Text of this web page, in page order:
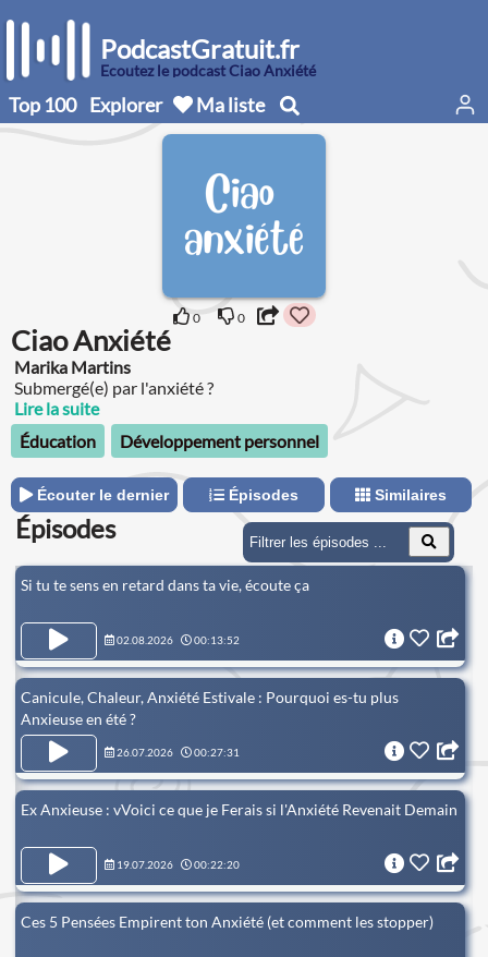
PodcastGratuit.fr
Écoutez le podcast Ciao Anxiété
Top 100 Explorer Ma liste
0 0
Ciao Anxiété
Marika Martins
Submergé(e) par l'anxiété ?
Lire la suite
Éducation
Développement personnel
Écouter le dernier Épisodes Similaires
Épisodes
Si tu te sens en retard dans ta vie, écoute ça
02.08.2026 00:13:52
Canicule, Chaleur, Anxiété Estivale : Pourquoi es-tu plus
Anxieuse en été ?
26.07.2026 00:27:31
Ex Anxieuse : vVoici ce que je Ferais si l'Anxiété Revenait Demain
19.07.2026 00:22:20
Ces 5 Pensées Empirent ton Anxiété (et comment les stopper)